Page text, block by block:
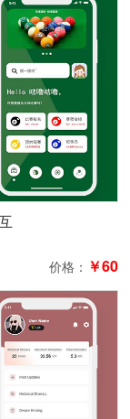
价格： ￥60